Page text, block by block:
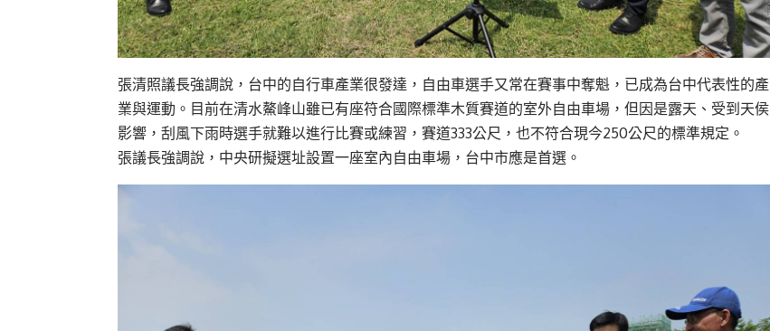
張清照議長強調說，台中的自行車產業很發達，自由車選手又常在賽事中奪魁，已成為台中代表性的產
業與運動。目前在清水鰲峰山雖已有座符合國際標準木質賽道的室外自由車場，但因是露天、受到天侯
影響，刮風下雨時選手就難以進行比賽或練習，賽道333公尺，也不符合現今250公尺的標準規定。
張議長強調說，中央研擬選址設置一座室內自由車場，台中市應是首選。